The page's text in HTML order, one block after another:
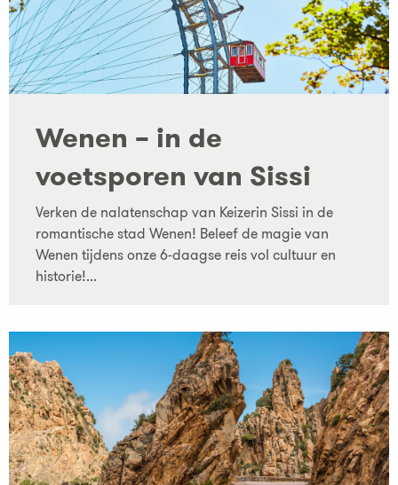
Wenen – in de
voetsporen van Sissi
Verken de nalatenschap van Keizerin Sissi in de
romantische stad Wenen! Beleef de magie van
Wenen tijdens onze 6-daagse reis vol cultuur en
historie!...